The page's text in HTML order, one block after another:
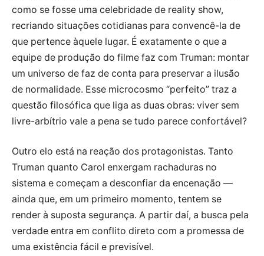
como se fosse uma celebridade de reality show,
recriando situações cotidianas para convencê-la de
que pertence àquele lugar. É exatamente o que a
equipe de produção do filme faz com Truman: montar
um universo de faz de conta para preservar a ilusão
de normalidade. Esse microcosmo “perfeito” traz a
questão filosófica que liga as duas obras: viver sem
livre-arbítrio vale a pena se tudo parece confortável?
Outro elo está na reação dos protagonistas. Tanto
Truman quanto Carol enxergam rachaduras no
sistema e começam a desconfiar da encenação —
ainda que, em um primeiro momento, tentem se
render à suposta segurança. A partir daí, a busca pela
verdade entra em conflito direto com a promessa de
uma existência fácil e previsível.